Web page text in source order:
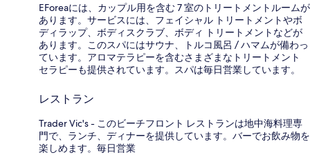
EForeaには、カップル用を含む 7 室のトリートメントルームが
あります。サービスには、フェイシャル トリートメントやボ
ディラップ、ボディスクラブ、ボディ トリートメントなどが
あります。このスパにはサウナ、トルコ風呂 / ハマムが備わっ
ています。アロマテラピーを含むさまざまなトリートメント
セラピーも提供されています。スパは毎日営業しています。
レストラン
Trader Vic's - このビーチフロント レストランは地中海料理専
門で、ランチ、ディナーを提供しています。バーでお飲み物を
楽しめます。毎日営業